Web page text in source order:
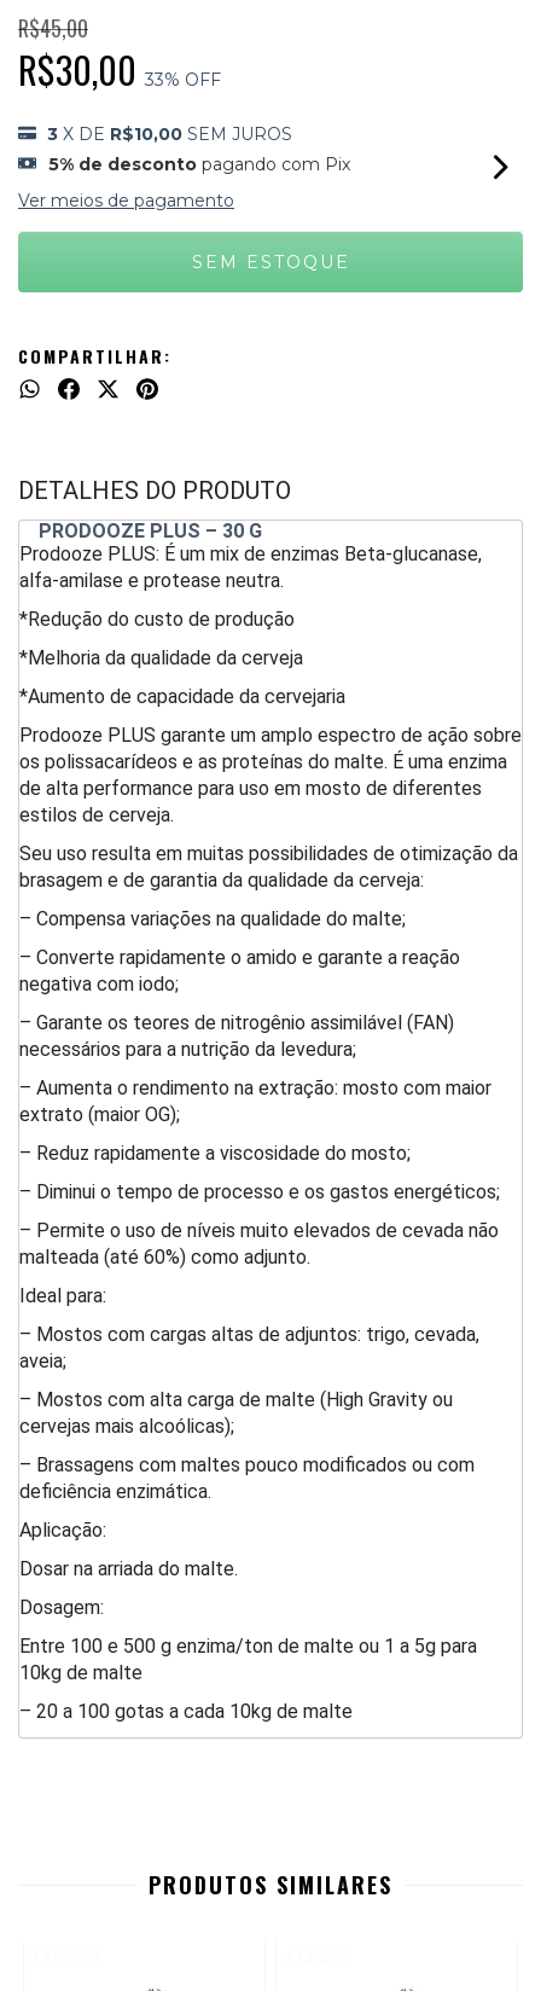
R$45,00
R$30,00 33% OFF
3 X DE R$10,00 SEM JUROS
5% de desconto pagando com Pix
Ver meios de pagamento
COMPARTILHAR:
DETALHES DO PRODUTO
PRODOOZE PLUS – 30 G
Prodooze PLUS: É um mix de enzimas Beta-glucanase,
alfa-amilase e protease neutra.
*Redução do custo de produção
*Melhoria da qualidade da cerveja
*Aumento de capacidade da cervejaria
Prodooze PLUS garante um amplo espectro de ação sobre
os polissacarídeos e as proteínas do malte. É uma enzima
de alta performance para uso em mosto de diferentes
estilos de cerveja.
Seu uso resulta em muitas possibilidades de otimização da
brasagem e de garantia da qualidade da cerveja:
– Compensa variações na qualidade do malte;
– Converte rapidamente o amido e garante a reação
negativa com iodo;
– Garante os teores de nitrogênio assimilável (FAN)
necessários para a nutrição da levedura;
– Aumenta o rendimento na extração: mosto com maior
extrato (maior OG);
– Reduz rapidamente a viscosidade do mosto;
– Diminui o tempo de processo e os gastos energéticos;
– Permite o uso de níveis muito elevados de cevada não
malteada (até 60%) como adjunto.
Ideal para:
– Mostos com cargas altas de adjuntos: trigo, cevada,
aveia;
– Mostos com alta carga de malte (High Gravity ou
cervejas mais alcoólicas);
– Brassagens com maltes pouco modificados ou com
deficiência enzimática.
Aplicação:
Dosar na arriada do malte.
Dosagem:
Entre 100 e 500 g enzima/ton de malte ou 1 a 5g para
10kg de malte
– 20 a 100 gotas a cada 10kg de malte
PRODUTOS SIMILARES